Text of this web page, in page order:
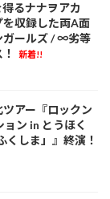
るナナヲアカ
を収録した両A面
ガールズ / ∞劣等
新着!!
アー『ロックン
ョン in とうほく
くしま」』終演！